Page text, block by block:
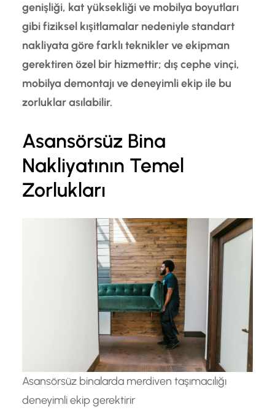
genişliği, kat yüksekliği ve mobilya boyutları
gibi fiziksel kışitlamalar nedeniyle standart
nakliyata göre farklı teknikler ve ekipman
gerektiren özel bir hizmettir; dış cephe vinçi,
mobilya demontajı ve deneyimli ekip ile bu
zorluklar asılabilir.
Asansörsüz Bina
Nakliyatının Temel
Zorlukları
Asansörsüz binalarda merdiven taşımacılığı
deneyimli ekip gerektirir